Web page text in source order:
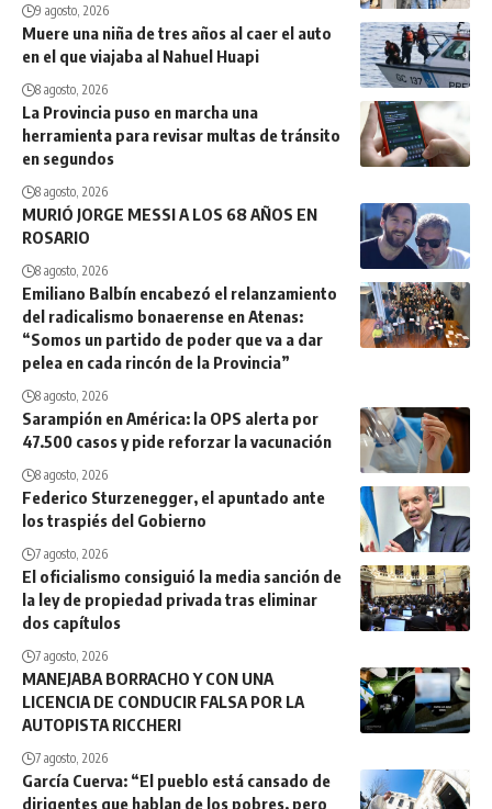
9 agosto, 2026
Muere una niña de tres años al caer el auto
en el que viajaba al Nahuel Huapi
8 agosto, 2026
La Provincia puso en marcha una
herramienta para revisar multas de tránsito
en segundos
8 agosto, 2026
MURIÓ JORGE MESSI A LOS 68 AÑOS EN
ROSARIO
8 agosto, 2026
Emiliano Balbín encabezó el relanzamiento
del radicalismo bonaerense en Atenas:
“Somos un partido de poder que va a dar
pelea en cada rincón de la Provincia”
8 agosto, 2026
Sarampión en América: la OPS alerta por
47.500 casos y pide reforzar la vacunación
8 agosto, 2026
Federico Sturzenegger, el apuntado ante
los traspiés del Gobierno
7 agosto, 2026
El oficialismo consiguió la media sanción de
la ley de propiedad privada tras eliminar
dos capítulos
7 agosto, 2026
MANEJABA BORRACHO Y CON UNA
LICENCIA DE CONDUCIR FALSA POR LA
AUTOPISTA RICCHERI
7 agosto, 2026
García Cuerva: “El pueblo está cansado de
dirigentes que hablan de los pobres, pero